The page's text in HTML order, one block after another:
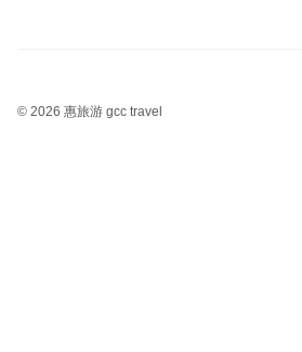
© 2026 惠旅游 gcc travel